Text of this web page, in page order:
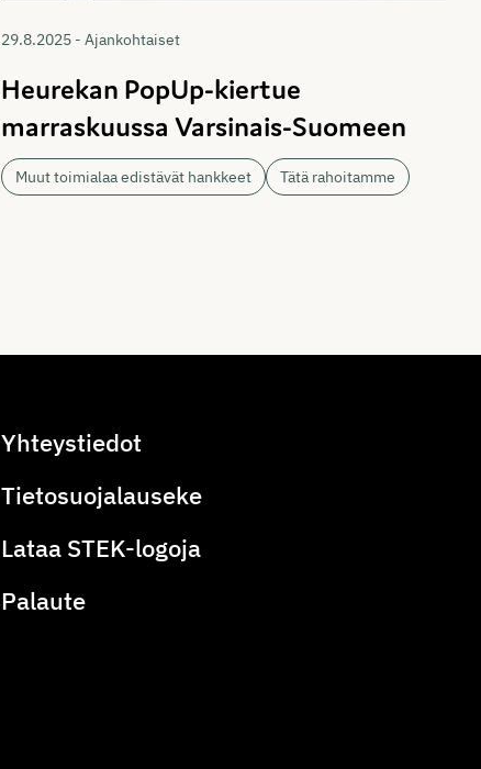
29.8.2025 - Ajankohtaiset
Heurekan PopUp-kiertue
marraskuussa Varsinais-Suomeen
Muut toimialaa edistävät hankkeet Tätä rahoitamme
Yhteystiedot
Tietosuojalauseke
Lataa STEK-logoja
Palaute